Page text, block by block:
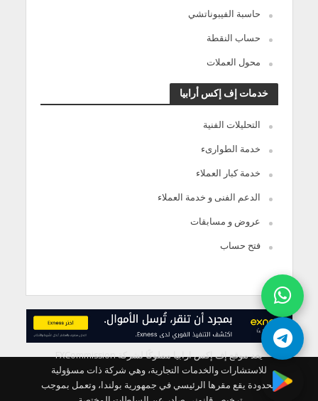
حاسبة الفيبوناتشي
حساب النقطة
محول العملات
خدمات إف إكس أرابيا
التحليلات الفنية
خدمة الطوارىء
خدمة كبار العملاء
الدعم الفنى و خدمة العملاء
عروض و مسابقات
فتح حساب
يعد موقع إف إكس ارابيا مملوكًا لشركة FXCommission
للاستشارات والخدمات التجارية، وهي شركة ذات مسؤولية
محدودة يقع مقرها الرئيسي في جمهورية بولندا، وتعمل بموجب